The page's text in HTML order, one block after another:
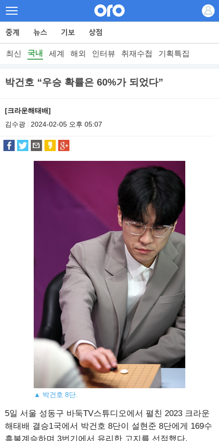
최신 국내 세계 해외 인터뷰 취재수첩 기획특집
박건호 “우승 확률은 60%가 되었다”
[크라운해태배]
김수광
2024-02-05 오후 05:07
▲ 박건호 8단.
5일 서울 성동구 바둑TV스튜디오에서 펼친 2023 크라운
해태배 결승1국에서 박건호 8단이 설현준 8단에게 169수
흑불계승하며 3번기에서 유리한 고지를 선점했다.